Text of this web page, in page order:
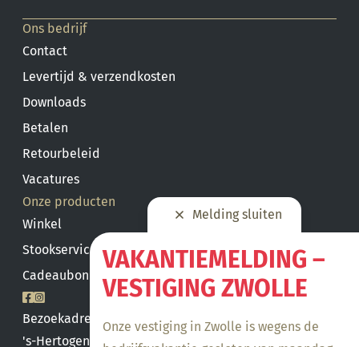
Melding sluiten
VAKANTIEMELDING –
VESTIGING ZWOLLE
Onze vestiging in Zwolle is wegens de
Ons bedrijf
Contact
Levertijd & verzendkosten
Downloads
Betalen
Retourbeleid
Vacatures
Onze producten
Winkel
Stookservice
Cadeaubon saldo
Bezoekadres
's-Hertogenbosch